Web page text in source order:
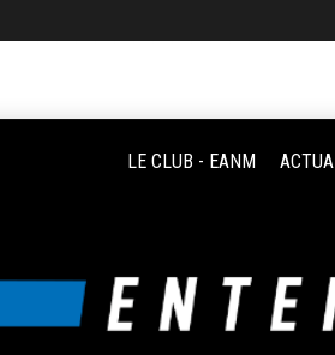
LE CLUB - EANM